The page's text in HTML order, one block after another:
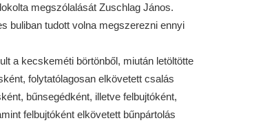
megszólalását Zuschlag János.
buliban tudott volna megszerezni ennyi
a kecskeméti börtönből, miután letöltötte
folytatólagosan elkövetett csalás
bűnsegédként, illetve felbujtóként,
felbujtóként elkövetett bűnpártolás